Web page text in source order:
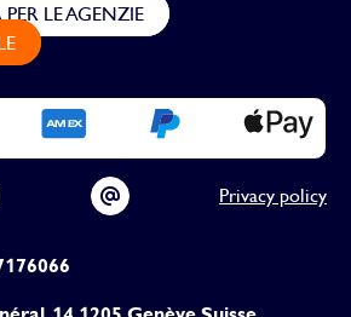
PER LE AGENZIE
Privacy policy